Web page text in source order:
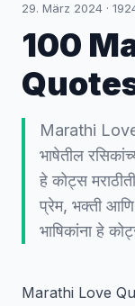
29. März 2024 ·
100
Marathi Love
भाषेतील
हे कोट्स
प्रेम, भक्ती आणि
भाषिकांना हे
Marathi Love